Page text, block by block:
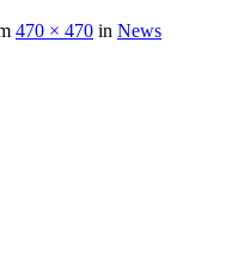
470 × 470 in News